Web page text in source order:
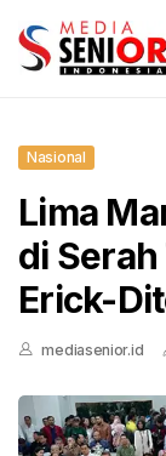
Nasional
Lima
di
Erick-
mediasenior.id